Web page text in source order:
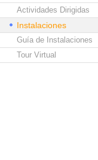
Actividades Dirigidas
Instalaciones
Guía de Instalaciones
Tour Virtual